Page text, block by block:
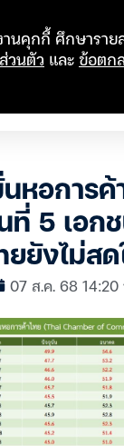
หอการค้
ที่ 5 เอก
ยยังไม่สด
07 ส.ค. 68 14:20
านคุกกี้ ศึกษาราย
วนตัว และข้อตก